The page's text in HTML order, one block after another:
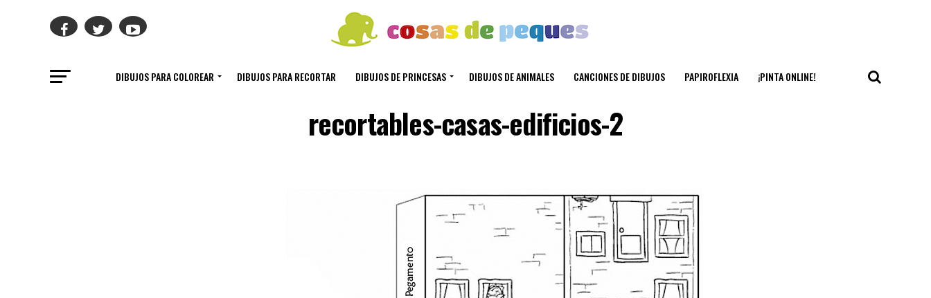
DIBUJOS PARA COLOREAR DIBUJOS PARA RECORTAR DIBUJOS DE PRINCESAS DIBUJOS DE ANIMALES CANCIONES DE DIBUJOS PAPIROFLEXIA ¡PINTA ONLINE!
recortables-casas-edificios-2